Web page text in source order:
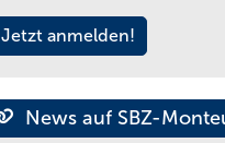
Jetzt anmelden!
News auf SBZ-